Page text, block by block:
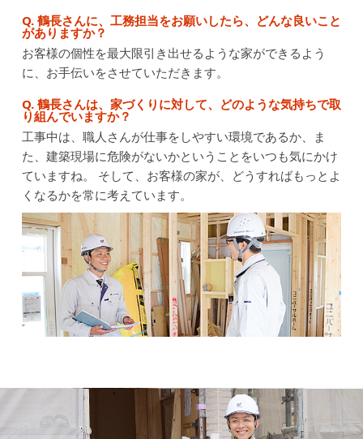
Q. 鶴長さんに、工務担当をお願いしたら、どんな良いこと
がありますか？
お客様の個性を最大限引き出せるような家ができるよう
に、お手伝いをさせていただきます。
Q. 鶴長さんは、家づくりに対して、どのような気持ちで取
り組んでいますか？
工事中は、職人さんが仕事をしやすい環境であるか、ま
た、建築現場に危険がないかということをいつも気にかけ
ていますね。
そして、お客様の家が、どうすればもっとよ
くなるかを常に考えています。